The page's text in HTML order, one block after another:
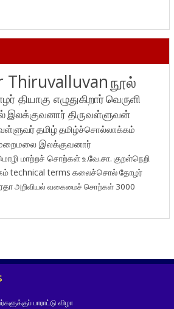
Thiruvalluvanநூல்
தியாகு எழுதுகிறார்வெருளி
இலக்குவனார் திருவள்ளுவன்
தமிழ்தமிழ்ச்சொல்லாக்கம்
இலக்குவனார்
மாற்றச் சொற்கள்உ.வே.சா. குறள்நெறி
technical terms கலைச்சொல்தோழர்
அறிவியல் வகைமைச் சொற்கள் 3000
பாராட்டு விழா